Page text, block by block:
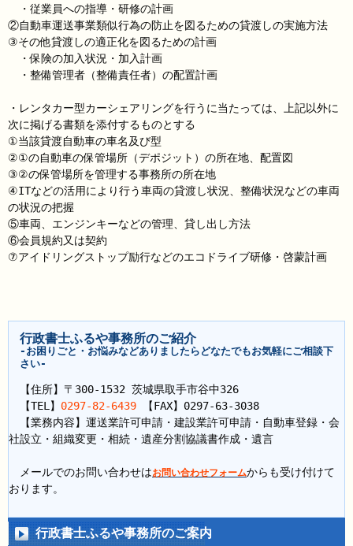
・従業員への指導・研修の計画
②自動車運送事業類似行為の防止を図るための貸渡しの実施方法
③その他貸渡しの適正化を図るための計画
・保険の加入状況・加入計画
・整備管理者（整備責任者）の配置計画
・レンタカー型カーシェアリングを行うに当たっては、上記以外に
次に掲げる書類を添付するものとする
①当該貸渡自動車の車名及び型
②①の自動車の保管場所（デポジット）の所在地、配置図
③②の保管場所を管理する事務所の所在地
④ITなどの活用により行う車両の貸渡し状況、整備状況などの車両
の状況の把握
⑤車両、エンジンキーなどの管理、貸し出し方法
⑥会員規約又は契約
⑦アイドリングストップ励行などのエコドライブ研修・啓蒙計画
行政書士ふるや事務所のご紹介
-お困りごと・お悩みなどありましたらどなたでもお気軽にご相談下
さい-
【住所】〒300-1532 茨城県取手市谷中326
【TEL】 0297-82-6439 【FAX】0297-63-3038
【業務内容】運送業許可申請・建設業許可申請・自動車登録・会
社設立・組織変更・相続・遺産分割協議書作成・遺言
メールでのお問い合わせはお問い合わせフォームからも受け付けて
おります。
行政書士ふるや事務所のご案内